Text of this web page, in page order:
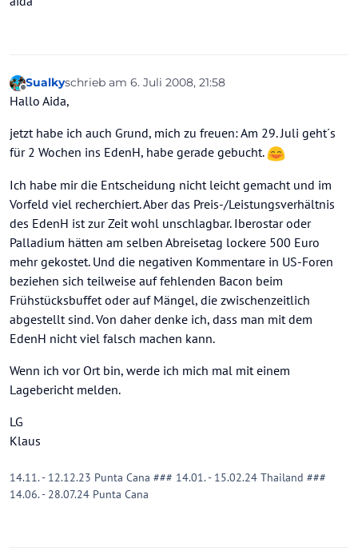
Offline
Sualkyschrieb am 6. Juli 2008, 21:58
zuletzt editiert von
Hallo Aida,
jetzt habe ich auch Grund, mich zu freuen: Am 29. Juli geht´s
für 2 Wochen ins EdenH, habe gerade gebucht.
Ich habe mir die Entscheidung nicht leicht gemacht und im
Vorfeld viel recherchiert. Aber das Preis-/Leistungsverhältnis
des EdenH ist zur Zeit wohl unschlagbar. Iberostar oder
Palladium hätten am selben Abreisetag lockere 500 Euro
mehr gekostet. Und die negativen Kommentare in US-Foren
beziehen sich teilweise auf fehlenden Bacon beim
Frühstücksbuffet oder auf Mängel, die zwischenzeitlich
abgestellt sind. Von daher denke ich, dass man mit dem
EdenH nicht viel falsch machen kann.
Wenn ich vor Ort bin, werde ich mich mal mit einem
Lagebericht melden.
LG
Klaus
14.11. - 12.12.23 Punta Cana ### 14.01. - 15.02.24 Thailand ###
14.06. - 28.07.24 Punta Cana